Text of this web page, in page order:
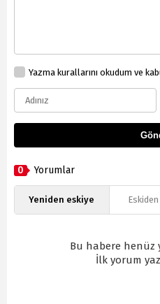
Yazma kurallarını okudum ve
0 Yorumlar
Yeniden eskiye
Bu habere henüz
İlk yorum